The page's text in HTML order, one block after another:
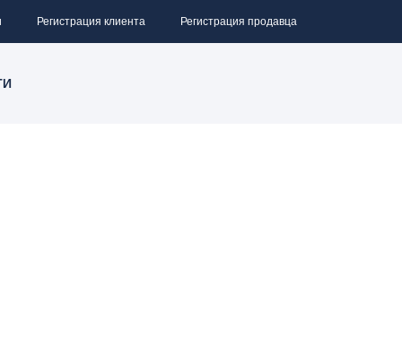
Регистрация клиента Регистрация продавца